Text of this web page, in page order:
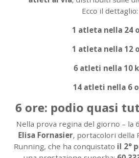
Ecco il dettaglio:
1 atleta nella 24
1 atleta nella 12
6 atleti nella 10
14 atleti nella 6
6 ore: podio quasi
Nella prova regina del giorno – la
Elisa Fornasier, portacolori della
Running, che ha conquistato il 2°